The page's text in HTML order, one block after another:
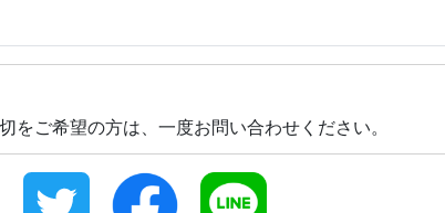
をご希望の方は、一度お問い合わせください。